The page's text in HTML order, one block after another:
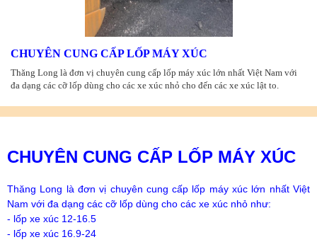
CHUYÊN CUNG CẤP LỐP MÁY XÚC
Thăng Long là đơn vị chuyên cung cấp lốp máy xúc lớn nhất Việt Nam với
đa dạng các cỡ lốp dùng cho các xe xúc nhỏ cho đến các xe xúc lật to.
CHUYÊN CUNG CẤP LỐP MÁY XÚC
Thăng Long là đơn vị chuyên cung cấp lốp máy xúc lớn nhất Việt
Nam với đa dạng các cỡ lốp dùng cho các xe xúc nhỏ như:
- lốp xe xúc 12-16.5
- lốp xe xúc 16.9-24